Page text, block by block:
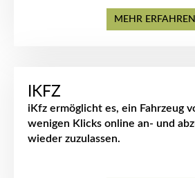
MEHR ERFAHREN
IKFZ
iKfz ermöglicht es, ein Fahrzeug
wenigen Klicks online an- und
wieder zuzulassen.